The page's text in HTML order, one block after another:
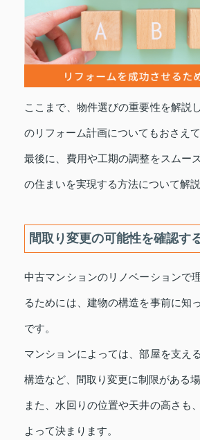
ここまで、物件選びの重要性を解説
のリフォーム計画についてもおさえて
最後に、費用や工期の調整をスムー
の住まいを実現する方法について解説
間取り変更の可能性を確認す
中古マンションのリノベーションで
るためには、建物の構造を事前に知
です。
マンションによっては、部屋を支え
構造など、間取り変更に制限がある場
また、水回りの位置や天井の高さも
よって決まります。